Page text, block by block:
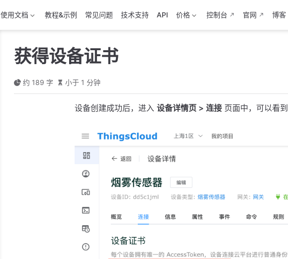
使用文档 教程&示例 常见问题 技术支持 API 价格 控制台 官网 博客
获得设备证书
约 189 字 小于 1 分钟
设备创建成功后，进入 设备详情页 > 连接 页面中，可以看